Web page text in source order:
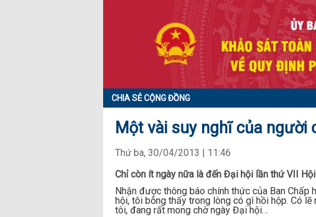
CHIA SẺ CỘNG ĐỒNG
Một vài suy nghĩ của người
Thứ ba, 30/04/2013 | 11:46
Chỉ còn ít ngày nữa là đến Đại hội lần thứ VII
Nhận được thông báo chính thức của Ban
hội, tôi bỗng thấy trong lòng có gì hồi hộp. Có
tôi, đang rất mong chờ ngày Đại hội…